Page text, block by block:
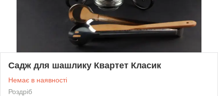
Садж для шашлику Квартет Класик
Немає в наявності
Роздріб